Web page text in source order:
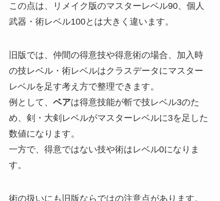
この点は、リメイク版のマスターレベル90、個人
武器・術レベル100とは大きく違います。
旧版では、仲間の得意技や得意術の場合、加入時
の技レベル・術レベルはクラスデータにマスター
レベルを足す考え方で整理できます。
例として、 ベアは得意技能が斬で技レベル3のた
め、剣・大剣レベルがマスターレベルに3を足した
数値になります。
一方で、得意ではない技や術はレベル0になりま
す。
術の扱いにも旧版ならではの注意点があります。